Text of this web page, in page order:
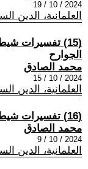
2024 / 10 / 19
العلمانية، الدين
(15) تفسيرات
الجوارح
محمد الصادق
2024 / 10 / 15
العلمانية، الدين
(16) تفسيرات شيطانية: الحكم بما أنزل ألله
محمد الصادق
2024 / 10 / 9
العلمانية، الدين